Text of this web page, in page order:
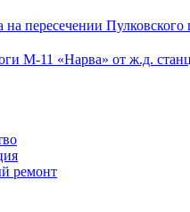
на пересечении
М-11 «Нарва» от ж.д.
ремонт